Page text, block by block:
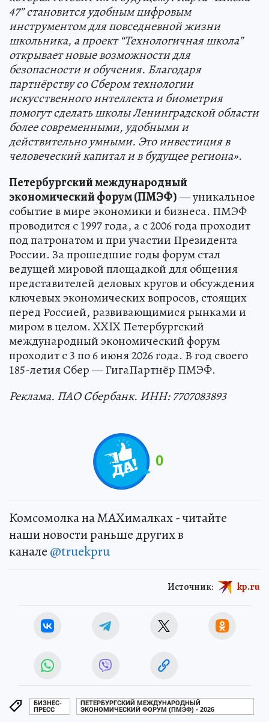
47” становится удобным цифровым
инструментом для повседневной жизни
школьника, а проект “Технологичная школа”
открывает новые возможности для
безопасности и обучения. Благодаря
партнёрству со Сбером технологии
искусственного интеллекта и биометрия
помогут сделать школы Ленинградской области
более современными, удобными и
действительно умными. Это инвестиция в
человеческий капитал и в будущее региона».
Петербургский международный
экономический форум (ПМЭФ)— уникальное
событие в мире экономики и бизнеса. ПМЭФ
проводится с 1997 года, а с 2006 года проходит
под патронатом и при участии Президента
России. За прошедшие годы форум стал
ведущей мировой площадкой для общения
представителей деловых кругов и обсуждения
ключевых экономических вопросов, стоящих
перед Россией, развивающимися рынками и
миром в целом. XXIX Петербургский
международный экономический форум
проходит с 3 по 6 июня 2026 года. В год своего
185-летия Сбер — ГигаПартнёр ПМЭФ.
Реклама. ПАО Сбербанк. ИНН: 7707083893
0
Комсомолка на MAXималках - читайте
наши новости раньше других в
канале @truekpru
Источник: kp.ru
БИЗНЕС-
ПРЕСС
ПЕТЕРБУРГСКИЙ МЕЖДУНАРОДНЫЙ
ЭКОНОМИЧЕСКИЙ ФОРУМ (ПМЭФ) - 2026